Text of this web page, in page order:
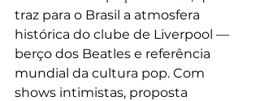
traz para o Brasil a atmosfera
histórica do clube de Liverpool —
berço dos Beatles e referência
mundial da cultura pop. Com
shows intimistas, proposta